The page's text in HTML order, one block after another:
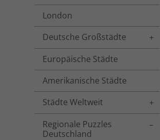
London
Deutsche Großstädte
Europäische Städte
Amerikanische Städte
Städte Weltweit
Regionale Puzzles
Deutschland